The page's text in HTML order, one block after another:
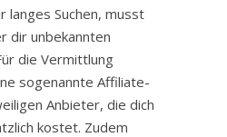
langes Suchen, musst
dir unbekannten
die Vermittlung
sogenannte Affiliate-
Anbieter, die dich
kostet. Zudem